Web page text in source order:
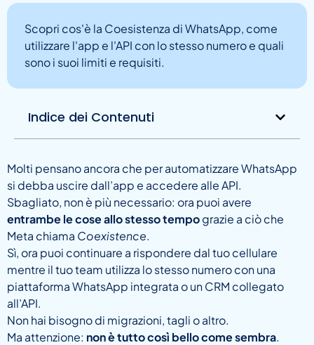
Scopri cos'è la Coesistenza di WhatsApp, come
utilizzare l'app e l'API con lo stesso numero e quali
sono i suoi limiti e requisiti.
Indice dei Contenuti
Molti pensano ancora che per automatizzare WhatsApp
si debba uscire dall’app e accedere alle API.
Sbagliato, non è più necessario: ora puoi avere
entrambe le cose allo stesso tempograzie a ciò che
Meta chiama Coexistence.
Sì, ora puoi continuare a rispondere dal tuo cellulare
mentre il tuo team utilizza lo stesso numero con una
piattaforma WhatsApp integrata o un CRM collegato
all’API.
Non hai bisogno di migrazioni, tagli o altro.
Ma attenzione: non è tutto così bello come sembra.